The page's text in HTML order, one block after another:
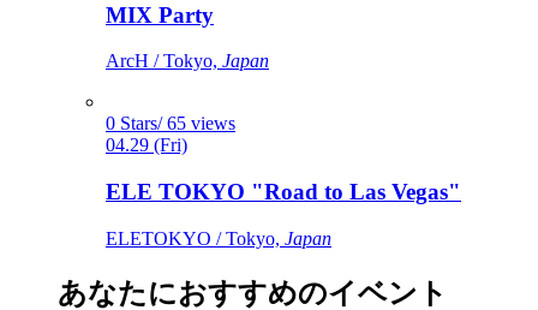
MIX Party
ArcH / Tokyo, Japan
0 Stars/ 65 views
04.29 (Fri)
ELE TOKYO "Road to Las Vegas"
ELETOKYO / Tokyo, Japan
あなたにおすすめのイベント